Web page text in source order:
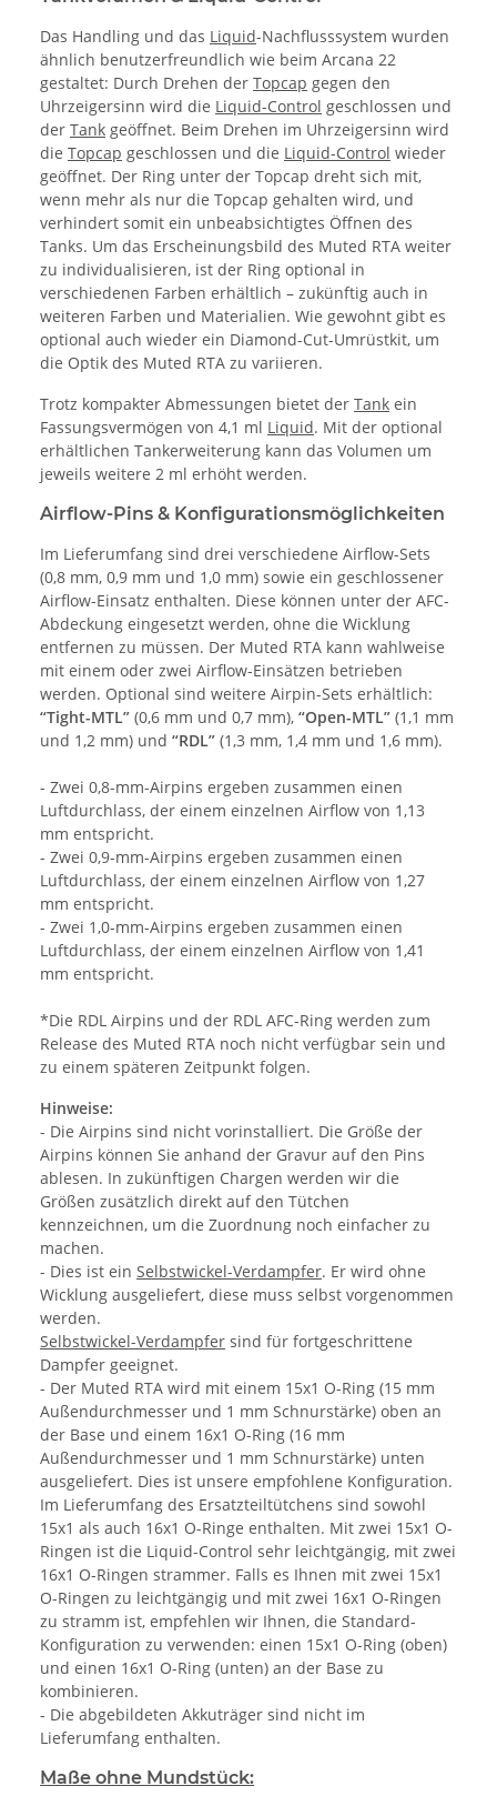
Das Handling und das Liquid-Nachflusssystem wurden
ähnlich benutzerfreundlich wie beim Arcana 22
gestaltet: Durch Drehen der Topcap gegen den
Uhrzeigersinn wird die Liquid-Control geschlossen und
der Tank geöffnet. Beim Drehen im Uhrzeigersinn wird
die Topcap geschlossen und die Liquid-Control wieder
geöffnet. Der Ring unter der Topcap dreht sich mit,
wenn mehr als nur die Topcap gehalten wird, und
verhindert somit ein unbeabsichtigtes Öffnen des
Tanks. Um das Erscheinungsbild des Muted RTA weiter
zu individualisieren, ist der Ring optional in
verschiedenen Farben erhältlich – zukünftig auch in
weiteren Farben und Materialien. Wie gewohnt gibt es
optional auch wieder ein Diamond-Cut-Umrüstkit, um
die Optik des Muted RTA zu variieren.
Trotz kompakter Abmessungen bietet der Tank ein
Fassungsvermögen von 4,1 ml Liquid. Mit der optional
erhältlichen Tankerweiterung kann das Volumen um
jeweils weitere 2 ml erhöht werden.
Airflow-Pins & Konfigurationsmöglichkeiten
Im Lieferumfang sind drei verschiedene Airflow-Sets
(0,8 mm, 0,9 mm und 1,0 mm) sowie ein geschlossener
Airflow-Einsatz enthalten. Diese können unter der AFC-
Abdeckung eingesetzt werden, ohne die Wicklung
entfernen zu müssen. Der Muted RTA kann wahlweise
mit einem oder zwei Airflow-Einsätzen betrieben
werden. Optional sind weitere Airpin-Sets erhältlich:
“Tight-MTL” (0,6 mm und 0,7 mm), “Open-MTL” (1,1 mm
und 1,2 mm) und “RDL” (1,3 mm, 1,4 mm und 1,6 mm).
- Zwei 0,8-mm-Airpins ergeben zusammen einen
Luftdurchlass, der einem einzelnen Airflow von 1,13
mm entspricht.
- Zwei 0,9-mm-Airpins ergeben zusammen einen
Luftdurchlass, der einem einzelnen Airflow von 1,27
mm entspricht.
- Zwei 1,0-mm-Airpins ergeben zusammen einen
Luftdurchlass, der einem einzelnen Airflow von 1,41
mm entspricht.
*Die RDL Airpins und der RDL AFC-Ring werden zum
Release des Muted RTA noch nicht verfügbar sein und
zu einem späteren Zeitpunkt folgen.
Hinweise:
- Die Airpins sind nicht vorinstalliert. Die Größe der
Airpins können Sie anhand der Gravur auf den Pins
ablesen. In zukünftigen Chargen werden wir die
Größen zusätzlich direkt auf den Tütchen
kennzeichnen, um die Zuordnung noch einfacher zu
machen.
- Dies ist ein Selbstwickel-Verdampfer. Er wird ohne
Wicklung ausgeliefert, diese muss selbst vorgenommen
werden.
Selbstwickel-Verdampfer sind für fortgeschrittene
Dampfer geeignet.
- Der Muted RTA wird mit einem 15x1 O-Ring (15 mm
Außendurchmesser und 1 mm Schnurstärke) oben an
der Base und einem 16x1 O-Ring (16 mm
Außendurchmesser und 1 mm Schnurstärke) unten
ausgeliefert. Dies ist unsere empfohlene Konfiguration.
Im Lieferumfang des Ersatzteiltütchens sind sowohl
15x1 als auch 16x1 O-Ringe enthalten. Mit zwei 15x1 O-
Ringen ist die Liquid-Control sehr leichtgängig, mit zwei
16x1 O-Ringen strammer. Falls es Ihnen mit zwei 15x1
O-Ringen zu leichtgängig und mit zwei 16x1 O-Ringen
zu stramm ist, empfehlen wir Ihnen, die Standard-
Konfiguration zu verwenden: einen 15x1 O-Ring (oben)
und einen 16x1 O-Ring (unten) an der Base zu
kombinieren.
- Die abgebildeten Akkuträger sind nicht im
Lieferumfang enthalten.
Maße ohne Mundstück: